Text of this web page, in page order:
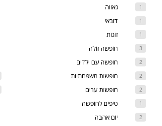
גאווה
דובאי
זוגות
חופשה זולה
חופשה עם ילדים
חופשות משפחתיות
חופשות ערים
טיפים לחופשה
יום אהבה
1
1
1
3
2
2
2
1
2